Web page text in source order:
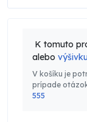
K tomuto
alebo
V košíku je
prípade
555